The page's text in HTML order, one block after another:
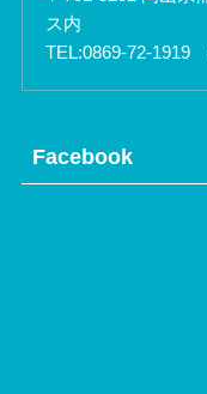
ス内
TEL:0869-72-1919
Facebook